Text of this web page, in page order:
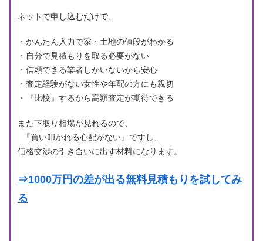
ネットで申し込むだけで、
・かんたん入力で家・土地の値段がわかる
・自分で見積もりを取る必要がない
・信頼できる業者しかいないから安心
・査定経験がない女性や年配の方にも親切
・『比較』するから高額査定が期待できる
また下取り相場が見れるので、
『買い叩かれる心配がない』ですし、
価格交渉の引き合いに出す材料になります。
⇒1000万円の差が出る無料見積もりを試してみ
る